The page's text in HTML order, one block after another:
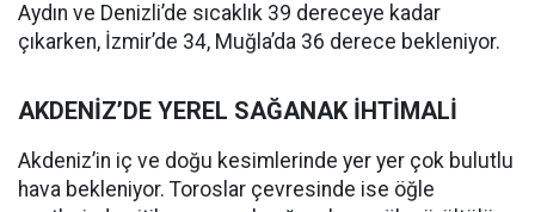
Aydın ve Denizli’de sıcaklık 39 dereceye kadar
çıkarken, İzmir’de 34, Muğla’da 36 derece bekleniyor.
AKDENİZ’DE YEREL SAĞANAK İHTİMALİ
Akdeniz’in iç ve doğu kesimlerinde yer yer çok bulutlu
hava bekleniyor. Toroslar çevresinde ise öğle